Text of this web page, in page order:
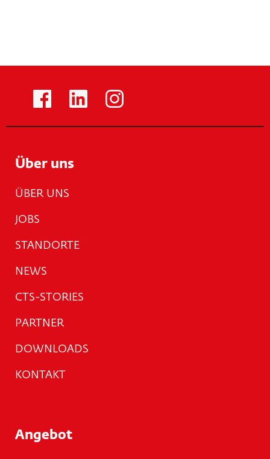
Über uns
ÜBER UNS
JOBS
STANDORTE
NEWS
CTS-STORIES
PARTNER
DOWNLOADS
KONTAKT
Angebot